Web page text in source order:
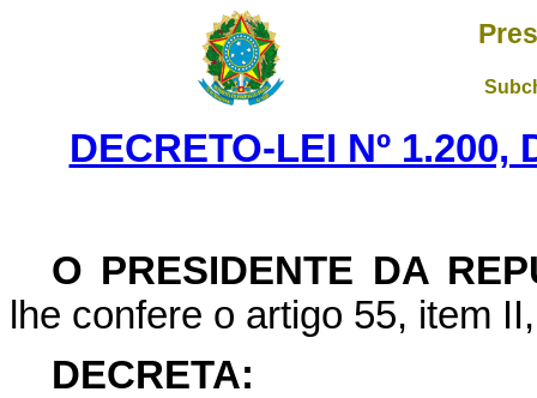
DECRETO-LEI Nº 1.200,
O PRESIDENTE DA
lhe confere o artigo 55, item
DECRETA: